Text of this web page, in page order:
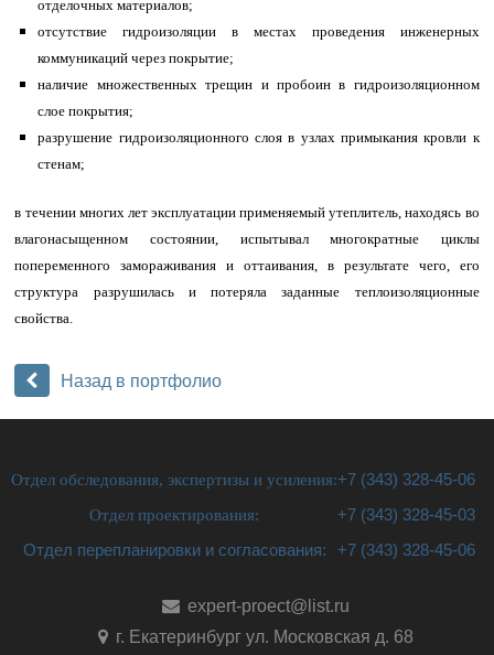
отделочных материалов;
отсутствие гидроизоляции в местах проведения инженерных
коммуникаций через покрытие;
наличие множественных трещин и пробоин в гидроизоляционном
слое покрытия;
разрушение гидроизоляционного слоя в узлах примыкания кровли к
стенам;
в течении многих лет эксплуатации применяемый утеплитель, находясь во
влагонасыщенном состоянии, испытывал многократные циклы
попеременного замораживания и оттаивания, в результате чего, его
структура разрушилась и потеряла заданные теплоизоляционные
свойства.
Назад в портфолио
Отдел обследования, экспертизы и усиления:+7 (343) 328-45-06
Отдел проектирования:
+7 (343) 328-45-03
Отдел перепланировки и согласования:
+7 (343) 328-45-06
expert-proect@list.ru
г. Екатеринбург ул. Московская д. 68